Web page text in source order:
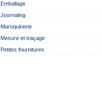
Emballage
Journaling
Maroquinerie
Mesure et traçage
Petites fournitures